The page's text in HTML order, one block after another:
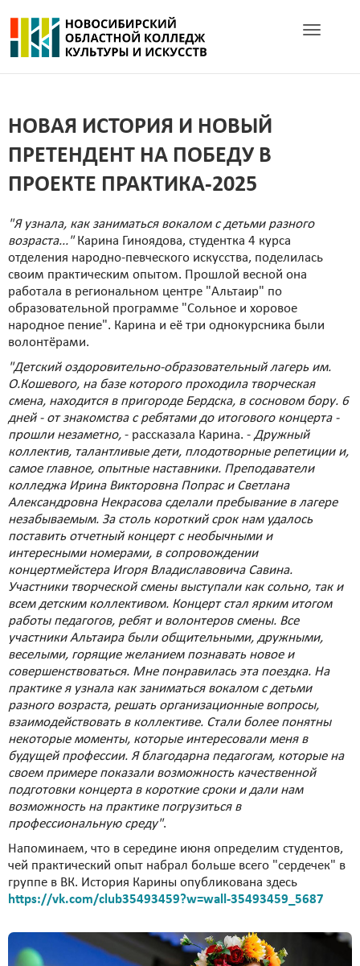
Toggle
НОВАЯ ИСТОРИЯ И НОВЫЙ
ПРЕТЕНДЕНТ НА ПОБЕДУ В
ПРОЕКТЕ ПРАКТИКА-2025
"Я узнала, как заниматься вокалом с детьми разного
возраста..."Карина Гиноядова, студентка 4 курса
отделения народно-певческого искусства, поделилась
своим практическим опытом. Прошлой весной она
работала в региональном центре "Альтаир" по
образовательной программе "Сольное и хоровое
народное пение". Карина и её три однокурсника были
волонтёрами.
"Детский оздоровительно-образовательный лагерь им.
О.Кошевого, на базе которого проходила творческая
смена, находится в пригороде Бердска, в сосновом бору. 6
дней - от знакомства с ребятами до итогового концерта -
прошли незаметно, - рассказала Карина. - Дружный
коллектив, талантливые дети, плодотворные репетиции и,
самое главное, опытные наставники. Преподаватели
колледжа Ирина Викторовна Попрас и Светлана
Александровна Некрасова сделали пребывание в лагере
незабываемым. За столь короткий срок нам удалось
поставить отчетный концерт с необычными и
интересными номерами, в сопровождении
концертмейстера Игоря Владиславовича Савина.
Участники творческой смены выступали как сольно, так и
всем детским коллективом. Концерт стал ярким итогом
работы педагогов, ребят и волонтеров смены. Все
участники Альтаира были общительными, дружными,
веселыми, горящие желанием познавать новое и
совершенствоваться. Мне понравилась эта поездка. На
практике я узнала как заниматься вокалом с детьми
разного возраста, решать организационные вопросы,
взаимодействовать в коллективе. Стали более понятны
некоторые моменты, которые интересовали меня в
будущей профессии. Я благодарна педагогам, которые на
своем примере показали возможность качественной
подготовки концерта в короткие сроки и дали нам
возможность на практике погрузиться в
профессиональную среду".
Напоминаем, что в середине июня определим студентов,
чей практический опыт набрал больше всего "сердечек" в
группе в ВК. История Карины опубликована здесь
https://vk.com/club35493459?w=wall-35493459_5687